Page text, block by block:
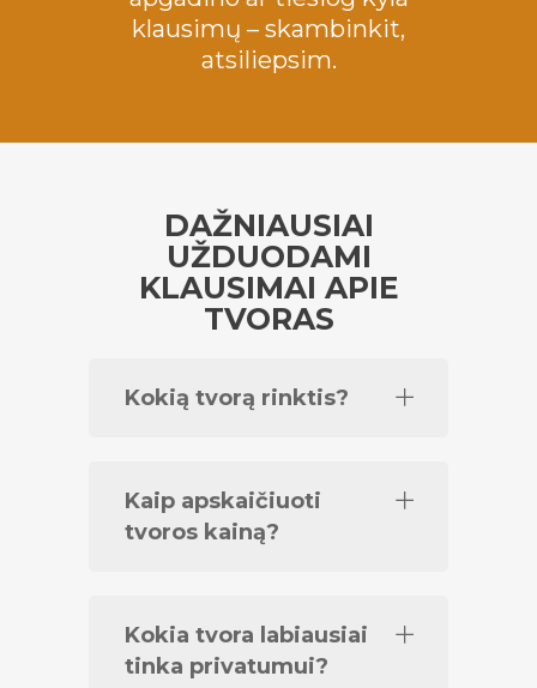
klausimų – skambinkit,
atsiliepsim.
DAŽNIAUSIAI
UŽDUODAMI
KLAUSIMAI APIE
TVORAS
Kokią tvorą rinktis?
Kaip apskaičiuoti
tvoros kainą?
Kokia tvora labiausiai
tinka privatumui?